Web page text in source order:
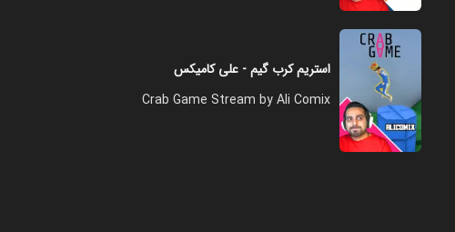
استریم کرب گیم - علی کامیکس
Crab Game Stream by Ali Comix